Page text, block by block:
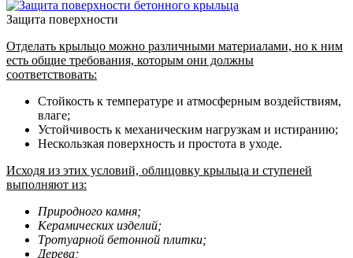
Защита поверхности
Отделать крыльцо можно различными материалами, но к ним
есть общие требования, которым они должны
соответствовать:
Стойкость к температуре и атмосферным воздействиям,
влаге;
Устойчивость к механическим нагрузкам и истиранию;
Нескользкая поверхность и простота в уходе.
Исходя из этих условий, облицовку крыльца и ступеней
выполняют из:
Природного камня;
Керамических изделий;
Тротуарной бетонной плитки;
Дерева;